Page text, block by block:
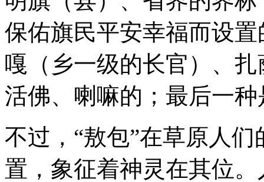
保佑旗民平安幸福而设
嘎（乡一级的长官）、
活佛、喇嘛的；最后一
不过，“敖包”在草原人
置，象征着神灵在其位